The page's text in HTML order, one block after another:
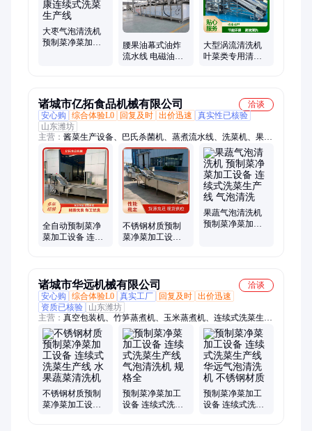
干设备、黄金鱼蛋油炸、鲜辣椒空气能
大枣气泡清洗机
预制菜净菜加工
腰果油幕式油炸
流水线 电磁油炸
大型涡流清洗机
叶菜类专用清洗
诸城市亿拓食品机械有限公司
洽谈
安心购
综合体验L0 回复及时 出价迅速
真实性已核验
山东潍坊
主营： 酱菜生产设备、巴氏杀菌机、蒸煮流水线、洗菜机、果蔬
清洗机、净菜加工生产线、翻转风干机、烘干机成套设备、蜜薯
多层网带烘干机、洗筐机、滚筒洗袋机、海带机械手清洗机、毛
辊去皮机、油炸机流水线、喷蒸机、自动称重分拣机、蔬菜切断
机、真空包装机、斩拌机、全自动烟熏炉、甩干脱水机、输送机
全自动预制菜净
菜加工设备 连续
不锈钢材质预制
菜净菜加工设备
果蔬气泡清洗机
预制菜净菜加工
诸城市华远机械有限公司
洽谈
安心购
综合体验L0 真实工厂 回复及时 出价迅速
资质已核验
山东潍坊
主营： 真空包装机、竹笋蒸煮机、玉米蒸煮机、连续式洗菜生产
线、即食海参真空、萝卜真空包装、袋装玉米真空、玉米真空包
装、小龙虾蒸煮机、蒸煮机、漂烫机、蔬菜清洗机、竹笋加工设
备、莲藕加工设备、姜片漂烫机
不锈钢材质预制
菜净菜加工设备
预制菜净菜加工
设备 连续式洗菜
预制菜净菜加工
设备 连续式洗菜